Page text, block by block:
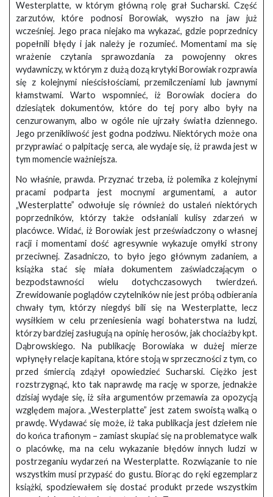
Westerplatte, w którym główną rolę grał Sucharski. Część
zarzutów, które podnosi Borowiak, wyszło na jaw już
wcześniej. Jego praca niejako ma wykazać, gdzie poprzednicy
popełnili błędy i jak należy je rozumieć. Momentami ma się
wrażenie czytania sprawozdania za powojenny okres
wydawniczy, w którym z dużą dozą krytyki Borowiak rozprawia
się z kolejnymi nieścisłościami, przemilczeniami lub jawnymi
kłamstwami. Warto wspomnieć, iż Borowiak dociera do
dziesiątek dokumentów, które do tej pory albo były na
cenzurowanym, albo w ogóle nie ujrzały światła dziennego.
Jego przenikliwość jest godna podziwu. Niektórych może ona
przyprawiać o palpitację serca, ale wydaje się, iż prawda jest w
tym momencie ważniejsza.
No właśnie, prawda. Przyznać trzeba, iż polemika z kolejnymi
pracami podparta jest mocnymi argumentami, a autor
„Westerplatte” odwołuje się również do ustaleń niektórych
poprzedników, którzy także odsłaniali kulisy zdarzeń w
placówce. Widać, iż Borowiak jest przeświadczony o własnej
racji i momentami dość agresywnie wykazuje omyłki strony
przeciwnej. Zasadniczo, to było jego głównym zadaniem, a
książka stać się miała dokumentem zaświadczającym o
bezpodstawności wielu dotychczasowych twierdzeń.
Zrewidowanie poglądów czytelników nie jest próbą odbierania
chwały tym, którzy niegdyś bili się na Westerplatte, lecz
wysiłkiem w celu przeniesienia wagi bohaterstwa na ludzi,
którzy bardziej zasługują na opinię herosów, jak chociażby kpt.
Dąbrowskiego. Na publikację Borowiaka w dużej mierze
wpłynęły relacje kapitana, które stoją w sprzeczności z tym, co
przed śmiercią zdążył opowiedzieć Sucharski. Ciężko jest
rozstrzygnąć, kto tak naprawdę ma rację w sporze, jednakże
dzisiaj wydaje się, iż siła argumentów przemawia za opozycją
względem majora. „Westerplatte” jest zatem swoistą walką o
prawdę. Wydawać się może, iż taka publikacja jest dziełem nie
do końca trafionym – zamiast skupiać się na problematyce walk
o placówkę, ma na celu wykazanie błędów innych ludzi w
postrzeganiu wydarzeń na Westerplatte. Rozwiązanie to nie
wszystkim musi przypaść do gustu. Biorąc do ręki egzemplarz
książki, spodziewałem się dostać produkt przede wszystkim